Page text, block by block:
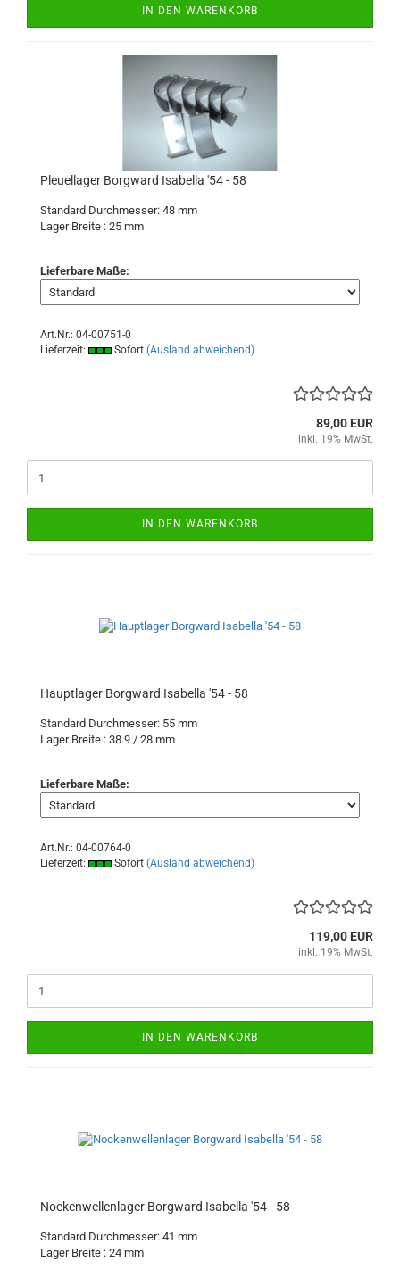
IN DEN WARENKORB
Pleuellager Borgward Isabella '54 - 58
Standard Durchmesser: 48 mm
Lager Breite : 25 mm
Lieferbare Maße:
Art.Nr.: 04-00751-0
Lieferzeit:
Sofort (Ausland abweichend)
89,00 EUR
inkl. 19% MwSt.
IN DEN WARENKORB
Hauptlager Borgward Isabella '54 - 58
Standard Durchmesser: 55 mm
Lager Breite : 38.9 / 28 mm
Lieferbare Maße:
Art.Nr.: 04-00764-0
Lieferzeit:
Sofort (Ausland abweichend)
119,00 EUR
inkl. 19% MwSt.
IN DEN WARENKORB
Nockenwellenlager Borgward Isabella '54 - 58
Standard Durchmesser: 41 mm
Lager Breite : 24 mm